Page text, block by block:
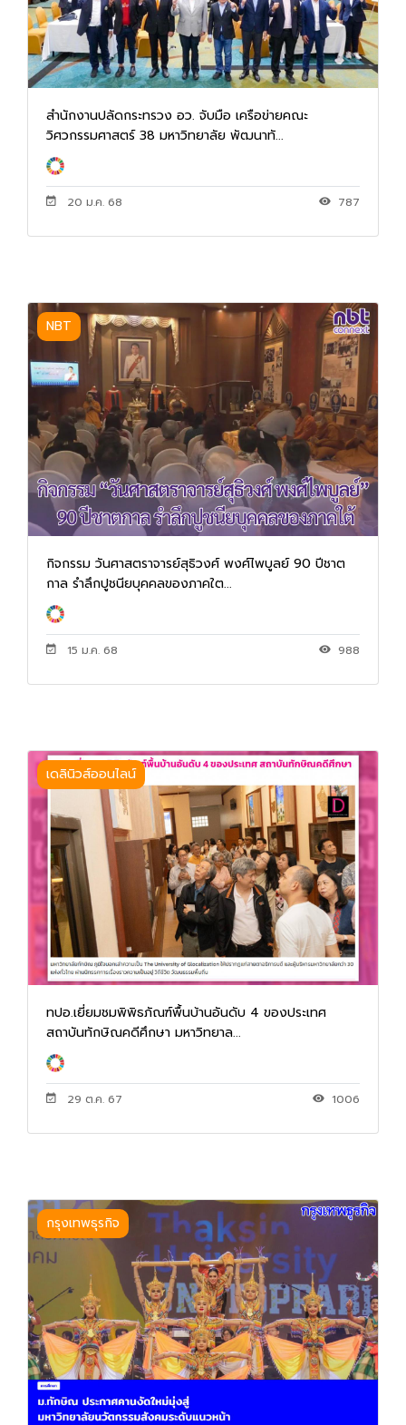
สำนักงานปลัดกระทรวง อว. จับมือ เครือข่ายคณะ
วิศวกรรมศาสตร์ 38 มหาวิทยาลัย พัฒนาทั...
20 ม.ค. 68 787
NBT
กิจกรรม วันศาสตราจารย์สุธิวงศ์ พงศ์ไพบูลย์ 90 ปีชาต
กาล รำลึกปูชนียบุคคลของภาคใต...
15 ม.ค. 68 988
เดลินิวส์ออนไลน์
ทปอ.เยี่ยมชมพิพิธภัณฑ์พื้นบ้านอันดับ 4 ของประเทศ
สถาบันทักษิณคดีศึกษา มหาวิทยาล...
29 ต.ค. 67 1006
กรุงเทพธุรกิจ